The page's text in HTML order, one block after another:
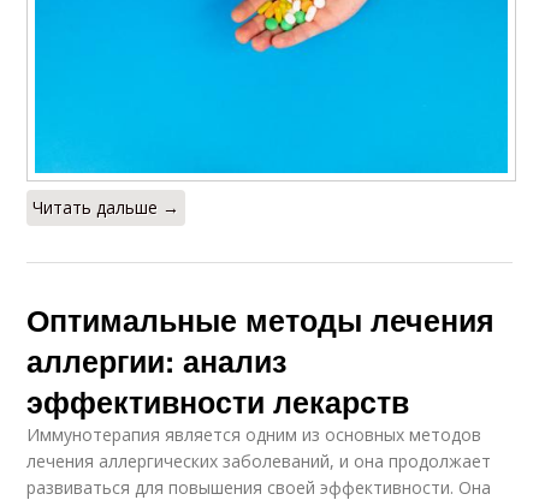
Читать дальше →
Оптимальные методы лечения
аллергии: анализ
эффективности лекарств
Иммунотерапия является одним из основных методов
лечения аллергических заболеваний, и она продолжает
развиваться для повышения своей эффективности. Она